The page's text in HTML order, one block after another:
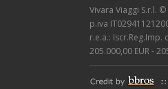
Vivara Viaggi S.r.l.
p.iva
r.e.a.:
205.000,00 EUR -